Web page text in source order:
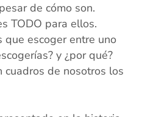
de cómo son.
TODO para ellos.
que escoger entre uno
y ¿por qué?
cuadros de nosotros los